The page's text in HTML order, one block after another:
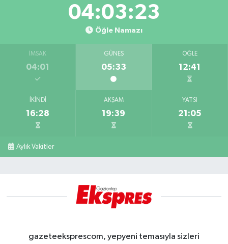
04:03:23
Öğle Namazı
İMSAK
04:01
GÜNEŞ
05:33
ÖĞLE
12:41
İKINDI
16:28
AKŞAM
19:39
YATSI
21:05
Aylık Vakitler
gazeteeksprescom, yepyeni temasıyla sizleri